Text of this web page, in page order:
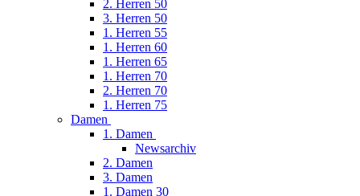
2. Herren 50
3. Herren 50
1. Herren 55
1. Herren 60
1. Herren 65
1. Herren 70
2. Herren 70
1. Herren 75
Damen
1. Damen
Newsarchiv
2. Damen
3. Damen
1. Damen 30